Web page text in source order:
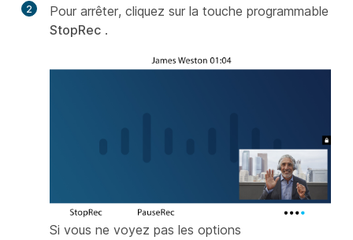
2
Pour arrêter, cliquez sur la touche programmable
StopRec .
Si vous ne voyez pas les options